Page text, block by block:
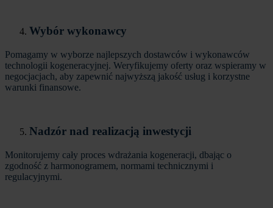
Wybór wykonawcy
Pomagamy w wyborze najlepszych dostawców i wykonawców
technologii kogeneracyjnej. Weryfikujemy oferty oraz wspieramy w
negocjacjach, aby zapewnić najwyższą jakość usług i korzystne
warunki finansowe.
Nadzór nad realizacją inwestycji
Monitorujemy cały proces wdrażania kogeneracji, dbając o
zgodność z harmonogramem, normami technicznymi i
regulacyjnymi.